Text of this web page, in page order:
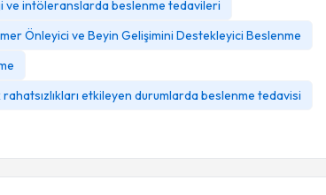
ve intöleranslarda beslenme tedavileri
Önleyici ve Beyin Gelişimini Destekleyici Beslenme
etkileyen durumlarda beslenme tedavisi